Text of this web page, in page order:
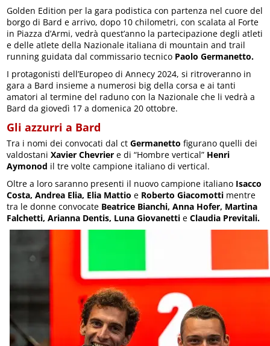
Golden Edition per la gara podistica con partenza nel cuore del
borgo di Bard e arrivo, dopo 10 chilometri, con scalata al Forte
in Piazza d’Armi, vedrà quest’anno la partecipazione degli atleti
e delle atlete della Nazionale italiana di mountain and trail
running guidata dal commissario tecnico Paolo Germanetto.
I protagonisti dell’Europeo di Annecy 2024, si ritroveranno in
gara a Bard insieme a numerosi big della corsa e ai tanti
amatori al termine del raduno con la Nazionale che li vedrà a
Bard da giovedì 17 a domenica 20 ottobre.
Gli azzurri a Bard
Tra i nomi dei convocati dal ctGermanetto figurano quelli dei
valdostani Xavier Chevrier e di “Hombre vertical” Henri
Aymonod il tre volte campione italiano di vertical.
Oltre a loro saranno presenti il nuovo campione italiano Isacco
Costa, Andrea Elia, Elia Mattio e Roberto Giacomotti mentre
tra le donne convocate Beatrice Bianchi, Anna Hofer, Martina
Falchetti, Arianna Dentis, Luna Giovanetti eClaudia Previtali.